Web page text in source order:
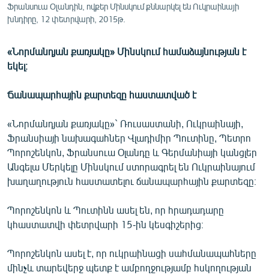
ԱՐԽԻՎ
ԲԱՆԱՎԵՃ
ՓՈԴՔԱՍԹ
Հայերեն
English
Русский
ՀԵՏԵՎԵՔ ՄԵԶ
Ֆրանսուա Օլանդին, ովքեր Մինսկում քննարկել են Ուկրաինայի
խնդիրը, 12 փետրվարի, 2015թ.
«Նորմանդյան քառյակը» Մինսկում համաձայնության է
եկել։
Ճանապարհային քարտեզը հաստատված է
«Նորմանդյան քառյակը»` Ռուսաստանի, Ուկրաինայի,
Ֆրանսիայի նախագահներ Վլադիմիր Պուտինը, Պետրո
Պորոշենկոն, Ֆրանսուա Օլանդը և Գերմանիայի կանցլեր
Անգելա Մերկելը Մինսկում ստորագրել են Ուկրաինայում
խաղաղություն հաստատելու ճանապարհային քարտեզը։
Պորոշենկոն և Պուտինն ասել են, որ հրադադարը
կհաստատվի փետրվարի 15-ին կեսգիշերից։
Պորոշենկոն ասել է, որ ուկրաինացի սահմանապահները
մինչև տարեվերջ պետք է ամբողջությամբ հսկողության